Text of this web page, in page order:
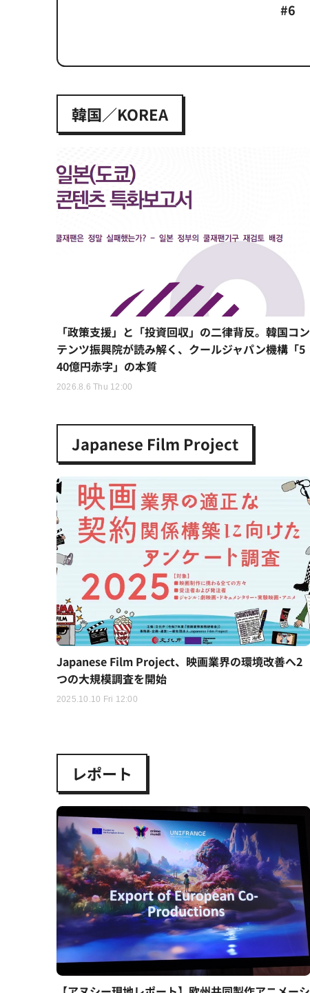
韓国／KOREA
「政策支援」と「投資回収」の二律背反。韓国コン
テンツ振興院が読み解く、クールジャパン機構「5
40億円赤字」の本質
2026.8.6 Thu 12:00
Japanese Film Project
Japanese Film Project、映画業界の環境改善へ2
つの大規模調査を開始
2025.10.10 Fri 12:00
レポート